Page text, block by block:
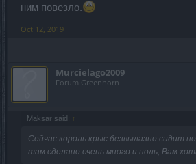
ним повезло.
Oct 12, 2019
Murcielago2009
Forum Greenhorn
Maksar said: ↑
Сейчас король крыс безвылазно сидит
там сделано очень много и ноль, Вам